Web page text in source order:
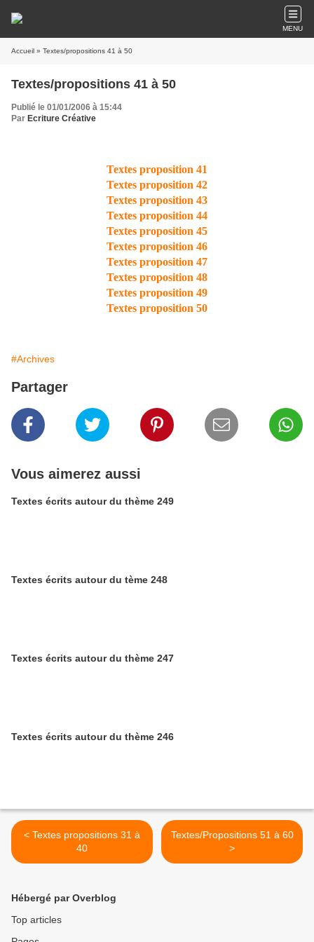
MENU
Accueil » Textes/propositions 41 à 50
Textes/propositions 41 à 50
Publié le 01/01/2006 à 15:44
Par Ecriture Créative
Textes proposition 41
Textes proposition 42
Textes proposition 43
Textes proposition 44
Textes proposition 45
Textes proposition 46
Textes proposition 47
Textes proposition 48
Textes proposition 49
Textes proposition 50
#Archives
Partager
Vous aimerez aussi
Textes écrits autour du thème 249
Textes écrits autour du tème 248
Textes écrits autour du thème 247
Textes écrits autour du thème 246
< Textes propositions 31 à
40
Textes/Propositions 51 à 60
>
Hébergé par Overblog
Top articles